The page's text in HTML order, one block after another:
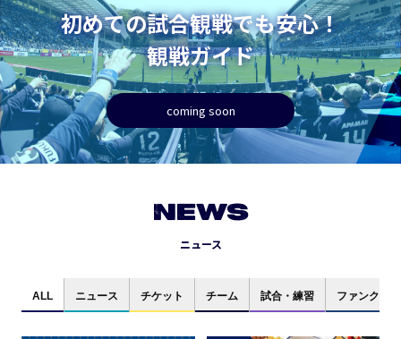
初めての試合観戦でも安心！
観戦ガイド
coming soon
NEWS
ニュース
ALL ニュース チケット チーム 試合・練習 ファンクラブ